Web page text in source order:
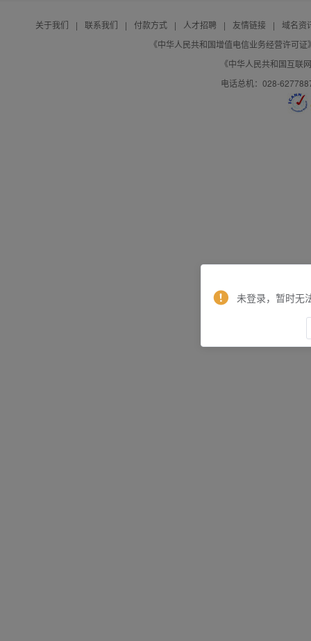
关于我们 | 联系我们 | 付款方式 | 人才招聘 | 友情链接 |
域名资
《中华人民共和国增值电信业务经营许可
《中华人民共和国互联
电话总机：028-
未登录，暂时无